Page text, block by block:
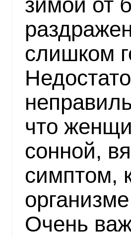
слишком
что
сонной,
симптом,
Очень